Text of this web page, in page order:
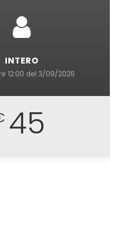
INTERO
12:00 del 3/09/2026
45